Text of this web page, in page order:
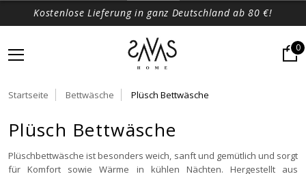
Kostenlose Lieferung in ganz Deutschland ab 80 €!
0
Startseite Bettwäsche Plüsch Bettwäsche
Plüsch Bettwäsche
Plüschbettwäsche ist besonders weich, sanft und gemütlich und sorgt
für Komfort sowie Wärme in kühlen Nächten. Hergestellt aus